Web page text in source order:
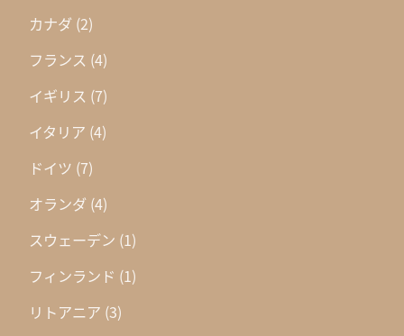
カナダ (2)
フランス (4)
イギリス (7)
イタリア (4)
ドイツ (7)
オランダ (4)
スウェーデン (1)
フィンランド (1)
リトアニア (3)